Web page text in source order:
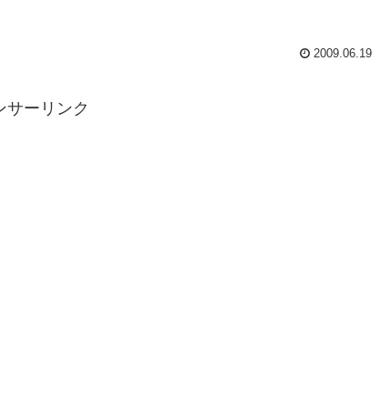
2009.06.19
サーリンク